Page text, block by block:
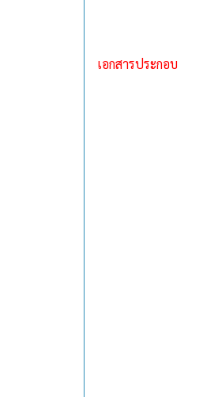
เอกสารประกอบ